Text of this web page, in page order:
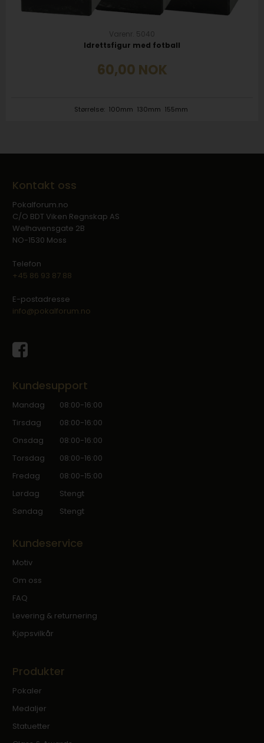
Varenr. 5040
Idrettsfigur med fotball
60,00 NOK
Størrelse: 100mm 130mm 155mm
Kontakt oss
Pokalforum.no
C/O BDT Viken Regnskap AS
Welhavensgate 2B
NO-1530 Moss
Telefon
+45 86 93 87 88
E-postadresse
info@pokalforum.no
Kundesupport
Mandag
08:00-16:00
Tirsdag
08:00-16:00
Onsdag
08:00-16:00
Torsdag
08:00-16:00
Fredag
08:00-15:00
Lørdag
Stengt
Søndag
Stengt
Kundeservice
Motiv
Om oss
FAQ
Levering & returnering
Kjøpsvilkår
Produkter
Pokaler
Medaljer
Statuetter